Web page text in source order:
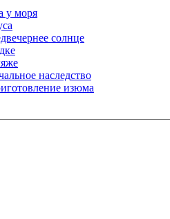
у моря
солнце
наследство
изюма